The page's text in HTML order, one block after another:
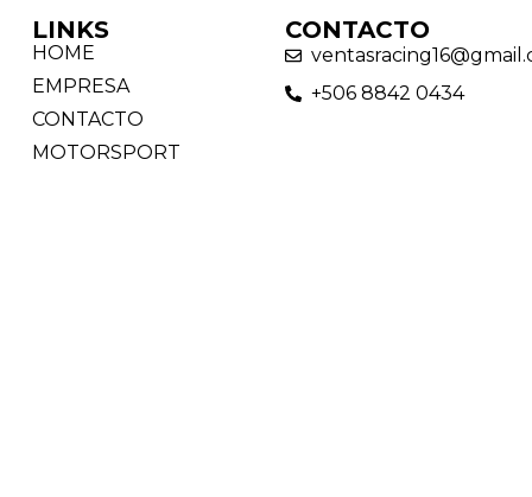
LINKS
HOME
EMPRESA
CONTACTO
MOTORSPORT
CONTACTO
+506 8842 0434